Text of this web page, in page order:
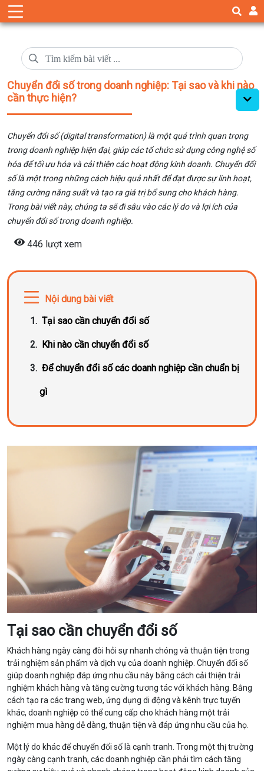
Chuyển đổi số trong doanh nghiệp: Tại sao và khi nào
cần thực hiện?
Chuyển đổi số (digital transformation) là một quá trình quan trọng
trong doanh nghiệp hiện đại, giúp các tổ chức sử dụng công nghệ số
hóa để tối ưu hóa và cải thiện các hoạt động kinh doanh. Chuyển đổi
số là một trong những cách hiệu quả nhất để đạt được sự linh hoạt,
tăng cường năng suất và tạo ra giá trị bổ sung cho khách hàng.
Trong bài viết này, chúng ta sẽ đi sâu vào các lý do và lợi ích của
chuyển đổi số trong doanh nghiệp.
446 lượt xem
Nội dung bài viết
Tại sao cần chuyển đổi số
Khi nào cần chuyển đổi số
Để chuyển đổi số các doanh nghiệp cần chuẩn bị
gì
Tại sao cần chuyển đổi số
Khách hàng ngày càng đòi hỏi sự nhanh chóng và thuận tiện trong
trải nghiệm sản phẩm và dịch vụ của doanh nghiệp. Chuyển đổi số
giúp doanh nghiệp đáp ứng nhu cầu này bằng cách cải thiện trải
nghiệm khách hàng và tăng cường tương tác với khách hàng. Bằng
cách tạo ra các trang web, ứng dụng di động và kênh trực tuyến
khác, doanh nghiệp có thể cung cấp cho khách hàng một trải
nghiệm mua hàng dễ dàng, thuận tiện và đáp ứng nhu cầu của họ.
Một lý do khác để chuyển đổi số là cạnh tranh. Trong một thị trường
ngày càng cạnh tranh, các doanh nghiệp cần phải tìm cách tăng